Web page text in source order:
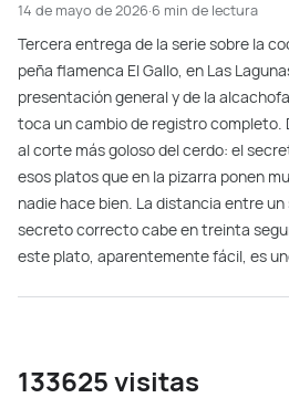
14 de mayo de 2026·6 min de lectura
Tercera entrega de la serie sobre la
peña flamenca El Gallo, en Las
presentación general y de la
toca un cambio de registro completo.
al corte más goloso del cerdo: el
esos platos que en la pizarra ponen
nadie hace bien. La distancia entre
secreto correcto cabe en treinta
este plato, aparentemente fácil, es
133625 visitas